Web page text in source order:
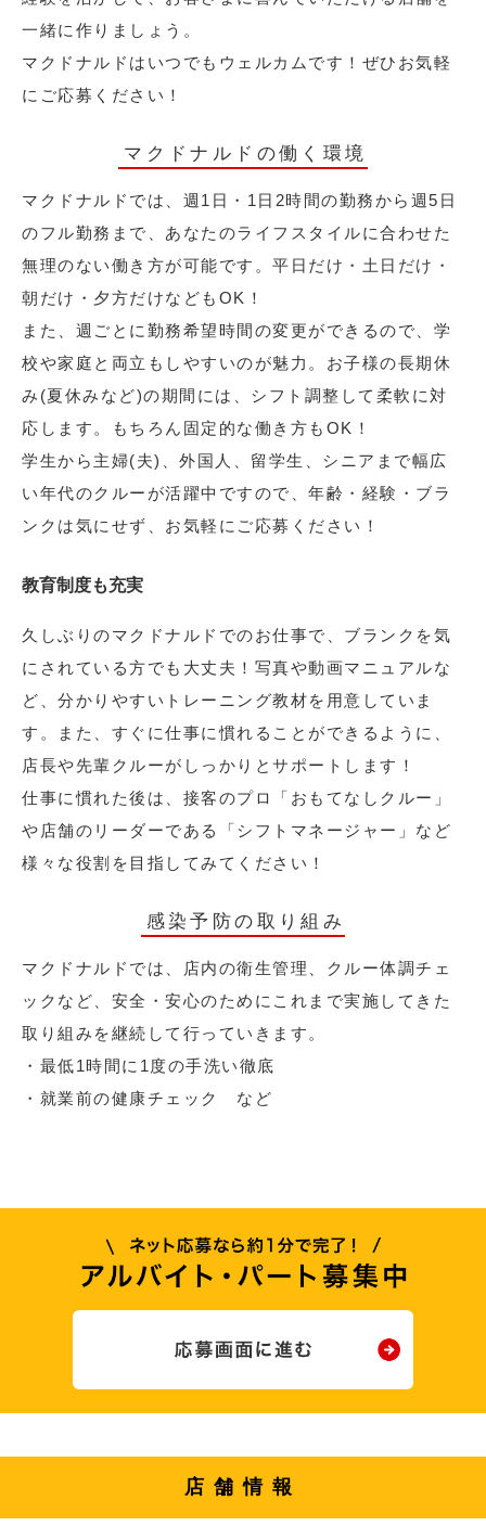
一緒に作りましょう。
マクドナルドはいつでもウェルカムです！ぜひお気軽
にご応募ください！
マクドナルドの働く環境
マクドナルドでは、週1日・1日2時間の勤務から週5日
のフル勤務まで、あなたのライフスタイルに合わせた
無理のない働き方が可能です。平日だけ・土日だけ・
朝だけ・夕方だけなどもOK！
また、週ごとに勤務希望時間の変更ができるので、学
校や家庭と両立もしやすいのが魅力。お子様の長期休
み(夏休みなど)の期間には、シフト調整して柔軟に対
応します。もちろん固定的な働き方もOK！
学生から主婦(夫)、外国人、留学生、シニアまで幅広
い年代のクルーが活躍中ですので、年齢・経験・ブラ
ンクは気にせず、お気軽にご応募ください！
教育制度も充実
久しぶりのマクドナルドでのお仕事で、ブランクを気
にされている方でも大丈夫！写真や動画マニュアルな
ど、分かりやすいトレーニング教材を用意していま
す。また、すぐに仕事に慣れることができるように、
店長や先輩クルーがしっかりとサポートします！
仕事に慣れた後は、接客のプロ「おもてなしクルー」
や店舗のリーダーである「シフトマネージャー」など
様々な役割を目指してみてください！
感染予防の取り組み
マクドナルドでは、店内の衛生管理、クルー体調チェ
ックなど、安全・安心のためにこれまで実施してきた
取り組みを継続して行っていきます。
・最低1時間に1度の手洗い徹底
・就業前の健康チェック など
店舗情報